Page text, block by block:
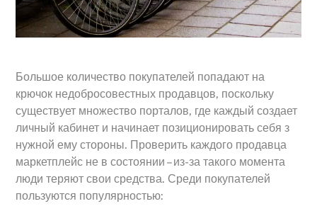
Большое количество покупателей попадают на
крючок недобросовестных продавцов, поскольку
существует множество порталов, где каждый создает
личный кабинет и начинает позиционировать себя з
нужной ему стороны. Проверить каждого продавца
маркетплейс не в состоянии – из-за такого момента
люди теряют свои средства. Среди покупателей
пользуются популярностью: